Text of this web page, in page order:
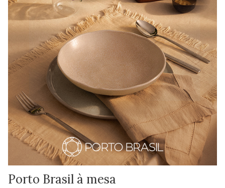
Porto Brasil à mesa